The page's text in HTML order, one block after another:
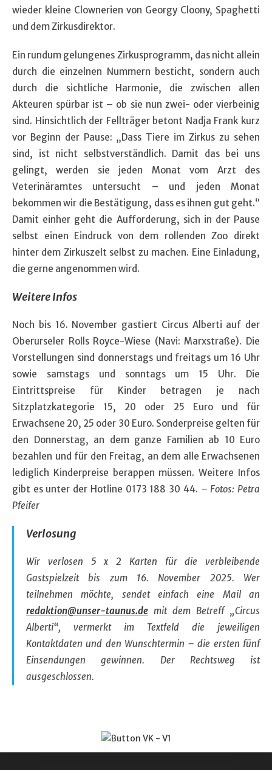
wieder kleine Clownerien von Georgy Cloony, Spaghetti
und dem Zirkusdirektor.
Ein rundum gelungenes Zirkusprogramm, das nicht allein
durch die einzelnen Nummern besticht, sondern auch
durch die sichtliche Harmonie, die zwischen allen
Akteuren spürbar ist – ob sie nun zwei- oder vierbeinig
sind. Hinsichtlich der Fellträger betont Nadja Frank kurz
vor Beginn der Pause: „Dass Tiere im Zirkus zu sehen
sind, ist nicht selbstverständlich. Damit das bei uns
gelingt, werden sie jeden Monat vom Arzt des
Veterinäramtes untersucht – und jeden Monat
bekommen wir die Bestätigung, dass es ihnen gut geht.“
Damit einher geht die Aufforderung, sich in der Pause
selbst einen Eindruck von dem rollenden Zoo direkt
hinter dem Zirkuszelt selbst zu machen. Eine Einladung,
die gerne angenommen wird.
Weitere Infos
Noch bis 16. November gastiert Circus Alberti auf der
Oberurseler Rolls Royce-Wiese (Navi: Marxstraße). Die
Vorstellungen sind donnerstags und freitags um 16 Uhr
sowie samstags und sonntags um 15 Uhr. Die
Eintrittspreise für Kinder betragen je nach
Sitzplatzkategorie 15, 20 oder 25 Euro und für
Erwachsene 20, 25 oder 30 Euro. Sonderpreise gelten für
den Donnerstag, an dem ganze Familien ab 10 Euro
bezahlen und für den Freitag, an dem alle Erwachsenen
lediglich Kinderpreise berappen müssen. Weitere Infos
gibt es unter der Hotline 0173 188 30 44. – Fotos: Petra
Pfeifer
Verlosung
Wir verlosen 5 x 2 Karten für die verbleibende
Gastspielzeit bis zum 16. November 2025. Wer
teilnehmen möchte, sendet einfach eine Mail an
redaktion@unser-taunus.de mit dem Betreff „Circus
Alberti“, vermerkt im Textfeld die jeweiligen
Kontaktdaten und den Wunschtermin – die ersten fünf
Einsendungen gewinnen. Der Rechtsweg ist
ausgeschlossen.